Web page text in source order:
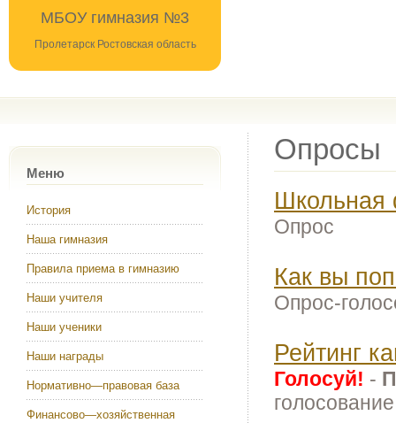
МБОУ гимназия №3
Пролетарск Ростовская область
Меню
История
Наша гимназия
Правила приема в гимназию
Наши учителя
Наши ученики
Наши награды
Нормативно—правовая база
Финансово—хозяйственная
Опросы
Школьная
Опрос
Как вы
Опрос-
Рейтинг
Голосуй! -